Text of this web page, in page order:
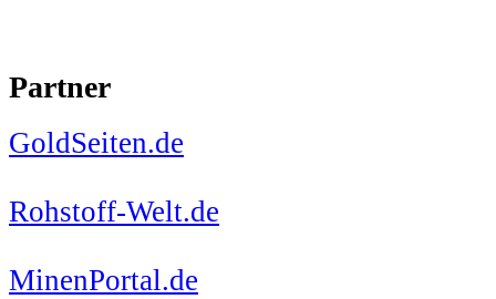
Partner
GoldSeiten.de
Rohstoff-Welt.de
MinenPortal.de